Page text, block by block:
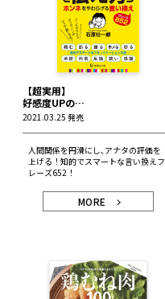
【超実用】
好感度UPの
言い方・伝え方
2021.03.25 発売
人間関係を円滑にし､アナタの評価を
上げる！知的でスマートな言い換えフ
レーズ652！
MORE